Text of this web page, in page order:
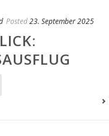
Posted23. September 2025